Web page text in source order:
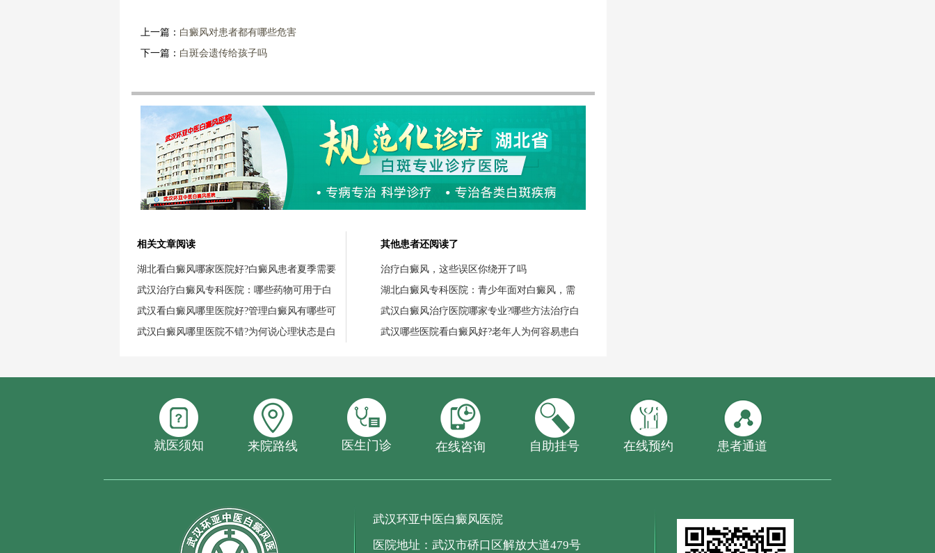
上一篇： 白癜风对患者都有哪些危害
下一篇： 白斑会遗传给孩子吗
相关文章阅读
湖北看白癜风哪家医院好?白癜风患者夏季需要
武汉治疗白癜风专科医院：哪些药物可用于白
武汉看白癜风哪里医院好?管理白癜风有哪些可
武汉白癜风哪里医院不错?为何说心理状态是白
其他患者还阅读了
治疗白癜风，这些误区你绕开了吗
湖北白癜风专科医院：青少年面对白癜风，需
武汉白癜风治疗医院哪家专业?哪些方法治疗白
武汉哪些医院看白癜风好?老年人为何容易患白
就医须知 来院路线 医生门诊 在线咨询 自助挂号 在线预约 患者通道
武汉环亚中医白癜风医院
医院地址：武汉市硚口区解放大道479号